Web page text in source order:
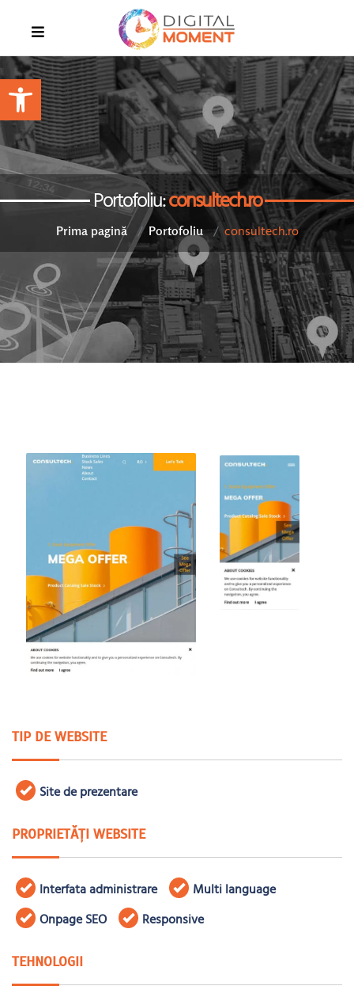
Portofoliu:consultech.ro
Prima pagină Portofoliu consultech.ro
TIP DE WEBSITE
Site de prezentare
PROPRIETĂȚI WEBSITE
Interfata administrare
Multi language
Onpage SEO
Responsive
TEHNOLOGII
Open toolbar